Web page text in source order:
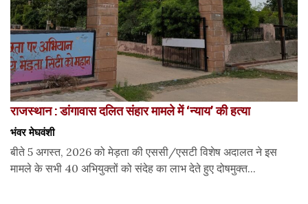
राजस्थान : डांगावास दलित संहार मामले में ‘न्याय’ की हत्या
भंवर मेघवंशी
बीते 5 अगस्त, 2026 को मेड़ता की एससी/एसटी विशेष अदालत ने इस
मामले के सभी 40 अभियुक्तों को संदेह का लाभ देते हुए दोषमुक्त...